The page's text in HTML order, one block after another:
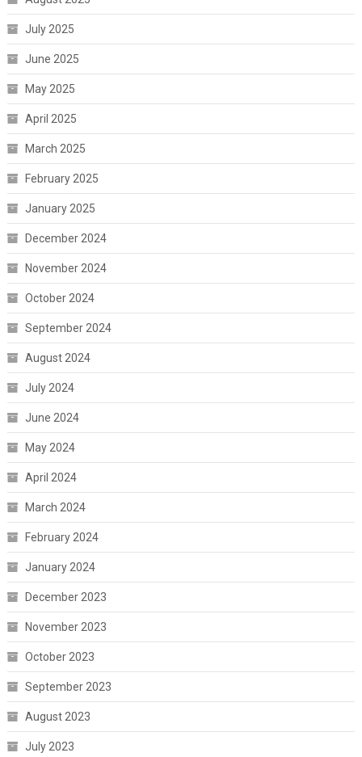
July 2025
June 2025
May 2025
April 2025
March 2025
February 2025
January 2025
December 2024
November 2024
October 2024
September 2024
August 2024
July 2024
June 2024
May 2024
April 2024
March 2024
February 2024
January 2024
December 2023
November 2023
October 2023
September 2023
August 2023
July 2023